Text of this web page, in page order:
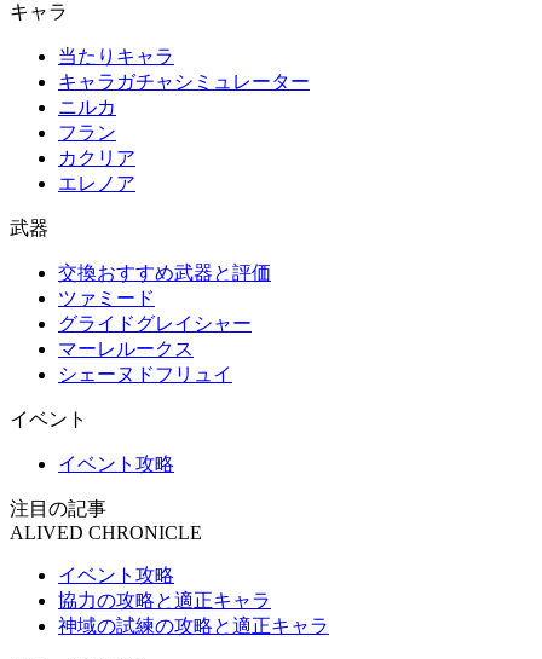
キャラ
当たりキャラ
キャラガチャシミュレーター
ニルカ
フラン
カクリア
エレノア
武器
交換おすすめ武器と評価
ツァミード
グライドグレイシャー
マーレルークス
シェーヌドフリュイ
イベント
イベント攻略
注目の記事
ALIVED CHRONICLE
イベント攻略
協力の攻略と適正キャラ
神域の試練の攻略と適正キャラ